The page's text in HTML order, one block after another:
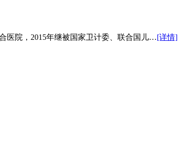
医院，2015年继被国家卫计委、联合国儿…[详情]